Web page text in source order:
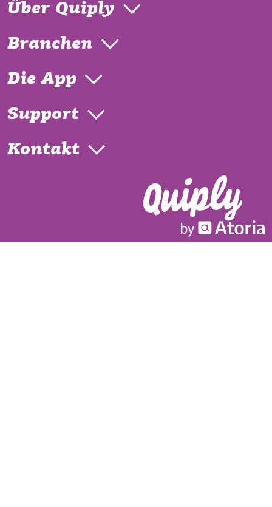
Über Quiply
Branchen
Die App
Support
Kontakt